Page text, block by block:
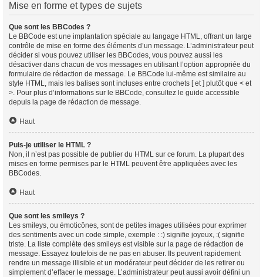
Mise en forme et types de sujets
Que sont les BBCodes ?
Le BBCode est une implantation spéciale au langage HTML, offrant un large
contrôle de mise en forme des éléments d’un message. L’administrateur peut
décider si vous pouvez utiliser les BBCodes, vous pouvez aussi les
désactiver dans chacun de vos messages en utilisant l’option appropriée du
formulaire de rédaction de message. Le BBCode lui-même est similaire au
style HTML, mais les balises sont incluses entre crochets [ et ] plutôt que < et
>. Pour plus d’informations sur le BBCode, consultez le guide accessible
depuis la page de rédaction de message.
Haut
Puis-je utiliser le HTML ?
Non, il n’est pas possible de publier du HTML sur ce forum. La plupart des
mises en forme permises par le HTML peuvent être appliquées avec les
BBCodes.
Haut
Que sont les smileys ?
Les smileys, ou émoticônes, sont de petites images utilisées pour exprimer
des sentiments avec un code simple, exemple : :) signifie joyeux, :( signifie
triste. La liste complète des smileys est visible sur la page de rédaction de
message. Essayez toutefois de ne pas en abuser. Ils peuvent rapidement
rendre un message illisible et un modérateur peut décider de les retirer ou
simplement d’effacer le message. L’administrateur peut aussi avoir défini un